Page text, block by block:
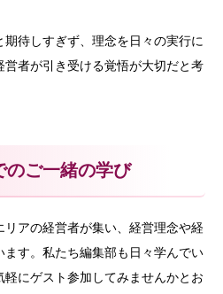
待しすぎず、理念を日々の実行に
者が引き受ける覚悟が大切だと考
のご一緒の学び
アの経営者が集い、経営理念や経
す。私たち編集部も日々学んでい
にゲスト参加してみませんかとお